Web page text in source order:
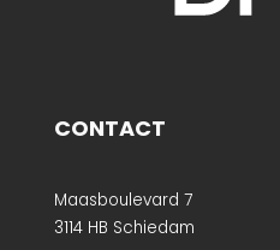
CONTACT
Maasboulevard 7
3114 HB Schiedam